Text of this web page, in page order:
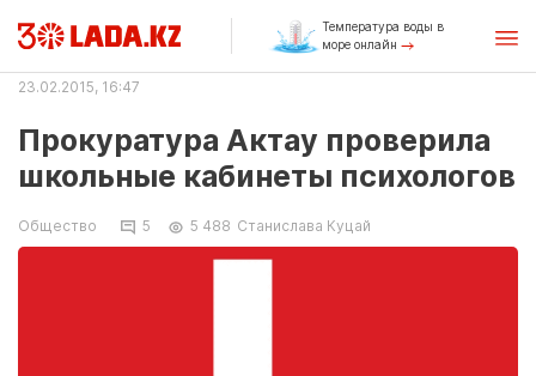
Температура воды в
море онлайн
23.02.2015, 16:47
Прокуратура Актау проверила
школьные кабинеты психологов
Общество 5 5 488 Станислава Куцай